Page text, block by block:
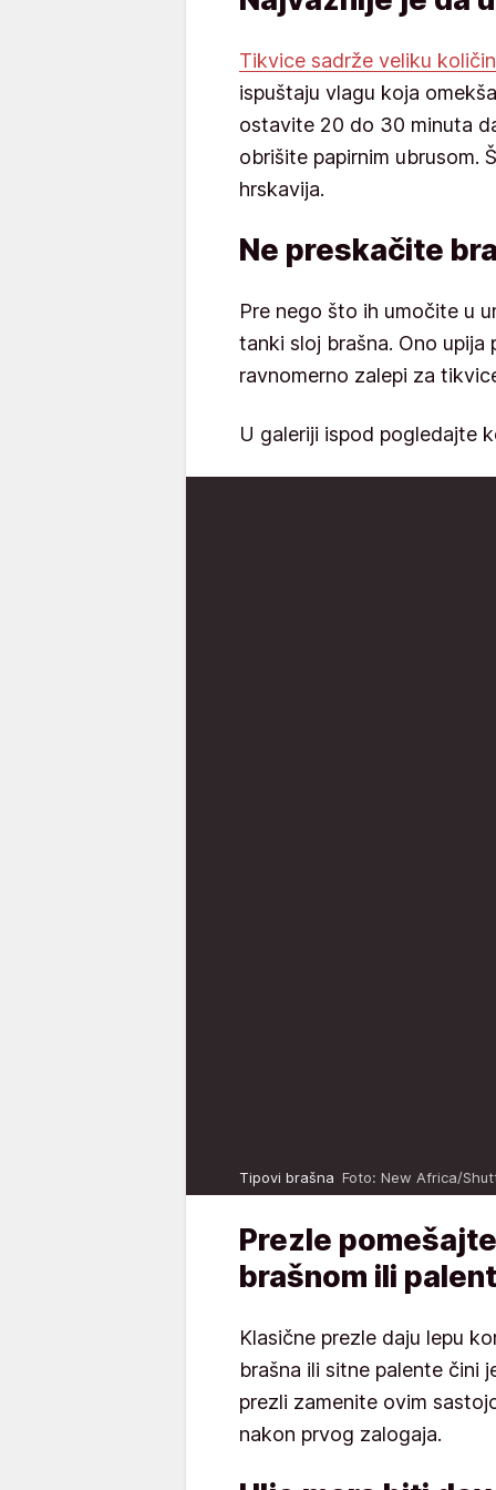
Tikvice sadrže veliku
ispuštaju vlagu koja
ostavite 20 do 30 minuta
obrišite papirnim ubrusom.
hrskavija.
Ne preskačite
Pre nego što ih umočite u
tanki sloj brašna. Ono upija
ravnomerno zalepi za
U galeriji ispod pogledajte
Tipovi brašna Foto: New Africa/
Prezle
brašnom ili
Klasične prezle daju lepu
brašna ili sitne palente čini
prezli zamenite ovim
nakon prvog zalogaja.